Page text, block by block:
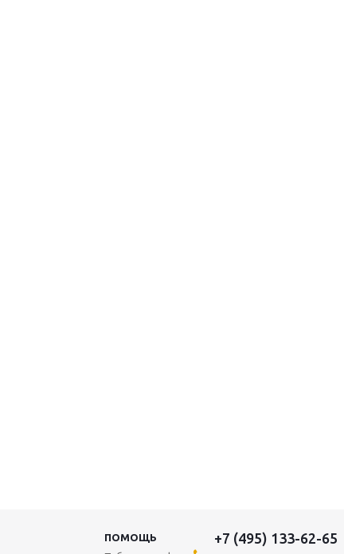
ПОМОЩЬ
+7 (495) 133-62-65